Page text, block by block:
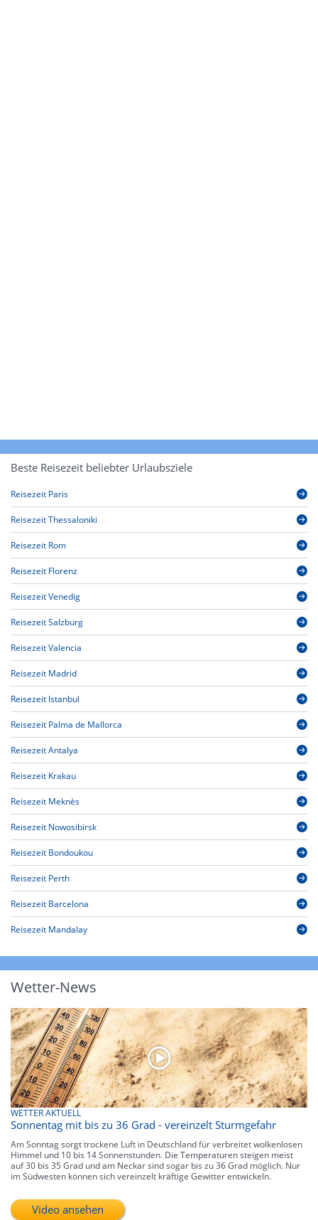
Beste Reisezeit beliebter Urlaubsziele
Reisezeit Paris
Reisezeit Thessaloniki
Reisezeit Rom
Reisezeit Florenz
Reisezeit Venedig
Reisezeit Salzburg
Reisezeit Valencia
Reisezeit Madrid
Reisezeit Istanbul
Reisezeit Palma de Mallorca
Reisezeit Antalya
Reisezeit Krakau
Reisezeit Meknès
Reisezeit Nowosibirsk
Reisezeit Bondoukou
Reisezeit Perth
Reisezeit Barcelona
Reisezeit Mandalay
Wetter-News
WETTER AKTUELL
Sonnentag mit bis zu 36 Grad - vereinzelt Sturmgefahr
Am Sonntag sorgt trockene Luft in Deutschland für verbreitet wolkenlosen
Himmel und 10 bis 14 Sonnenstunden. Die Temperaturen steigen meist
auf 30 bis 35 Grad und am Neckar sind sogar bis zu 36 Grad möglich. Nur
im Südwesten können sich vereinzelt kräftige Gewitter entwickeln.
Video ansehen